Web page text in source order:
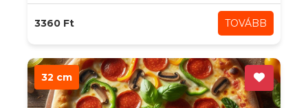
3360 Ft TOVÁBB
32 cm